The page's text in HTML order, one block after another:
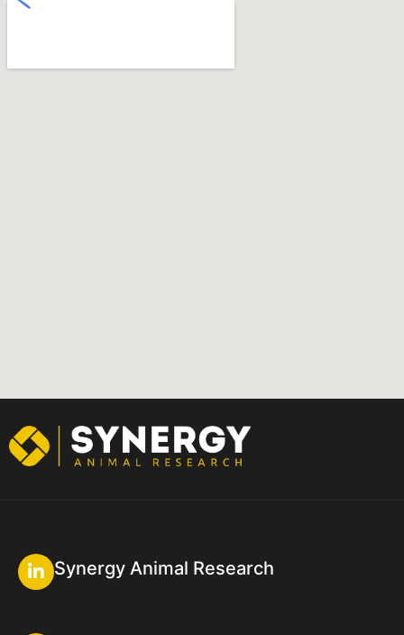
Synergy Animal Research